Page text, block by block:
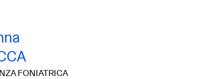
FONIATRICA